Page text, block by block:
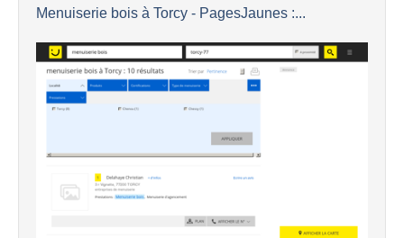
Menuiserie bois à Torcy - PagesJaunes :...